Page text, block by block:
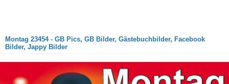
Montag 23454 - GB Pics, GB Bilder, Gästebuchbilder, Facebook
Bilder, Jappy Bilder